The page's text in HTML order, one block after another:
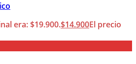
era: $19.900.$14.900El precio